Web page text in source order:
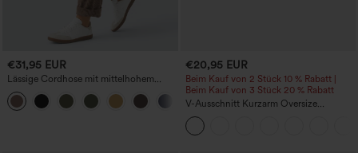
€31,95 EUR
Lässige Cordhose mit mittelhohem
Bund, Reißverschluss und Seitentaschen
+7
€20,95 EUR
Beim Kauf von 2 Stück 10 % Rabatt |
Beim Kauf von 3 Stück 20 % Rabatt
V-Ausschnitt Kurzarm Oversize
InstantCool schnelltrocknendes Yoga-
Sporttop